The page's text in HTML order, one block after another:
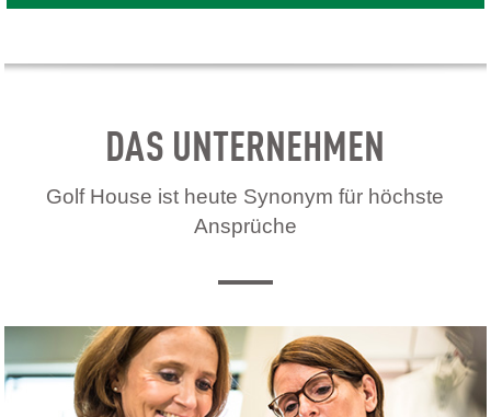
DAS UNTERNEHMEN
Golf House ist heute Synonym für höchste
Ansprüche